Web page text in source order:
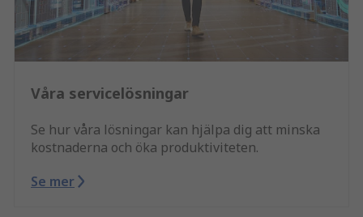
Våra servicelösningar
Se hur våra lösningar kan hjälpa dig att minska
kostnaderna och öka produktiviteten.
Se mer